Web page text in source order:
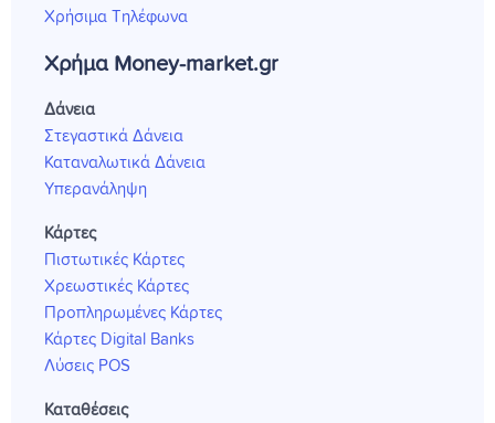
Χρήσιμα Τηλέφωνα
Χρήμα Money-market.gr
Δάνεια
Στεγαστικά Δάνεια
Καταναλωτικά Δάνεια
Υπερανάληψη
Κάρτες
Πιστωτικές Κάρτες
Χρεωστικές Κάρτες
Προπληρωμένες Κάρτες
Κάρτες Digital Banks
Λύσεις POS
Καταθέσεις